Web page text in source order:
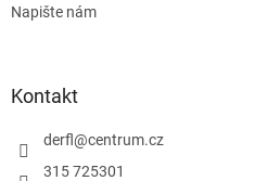
Napište nám
Kontakt
derfl@centrum.cz
315 725301